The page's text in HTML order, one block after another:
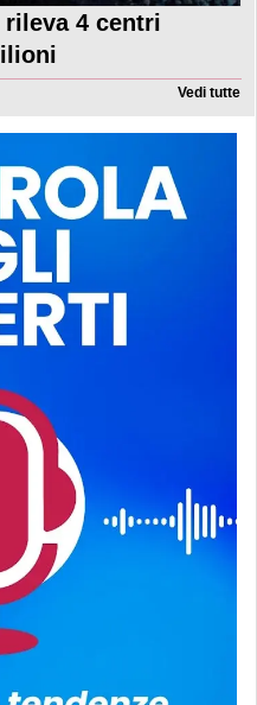
rileva 4 centri
Vedi tutte